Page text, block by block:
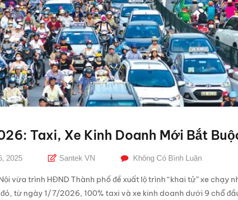
Taxi, Xe Kinh Doanh Mới Bắt
2025 Santek VN Không Có Bình Luận
vừa trình HĐND Thành phố đề xuất lộ trình “khai tử” xe
từ ngày 1/7/2026, 100% taxi và xe kinh doanh dưới 9 chỗ